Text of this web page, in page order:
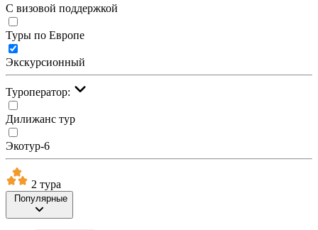
С визовой поддержкой
Туры по Европе
Экскурсионный
Туроператор:
Дилижанс тур
Экотур-6
2 тура
Популярные